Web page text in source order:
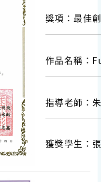
獎項：最佳
作品名稱：
指導老師：
獲獎學生：